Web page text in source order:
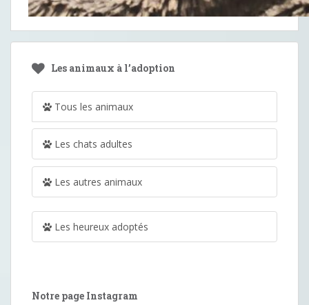
Les animaux à l’adoption
Tous les animaux
Les chats adultes
Les autres animaux
Les heureux adoptés
Notre page Instagram